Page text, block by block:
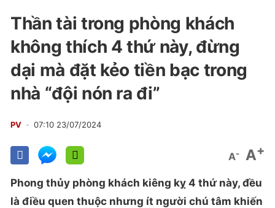
Thần tài trong phòng khách
không thích 4 thứ này, đừng
dại mà đặt kẻo tiền bạc trong
nhà “đội nón ra đi”
PV 07:10 23/07/2024
A- A+
Phong thủy phòng khách kiêng kỵ 4 thứ này, đều
là điều quen thuộc nhưng ít người chú tâm khiến